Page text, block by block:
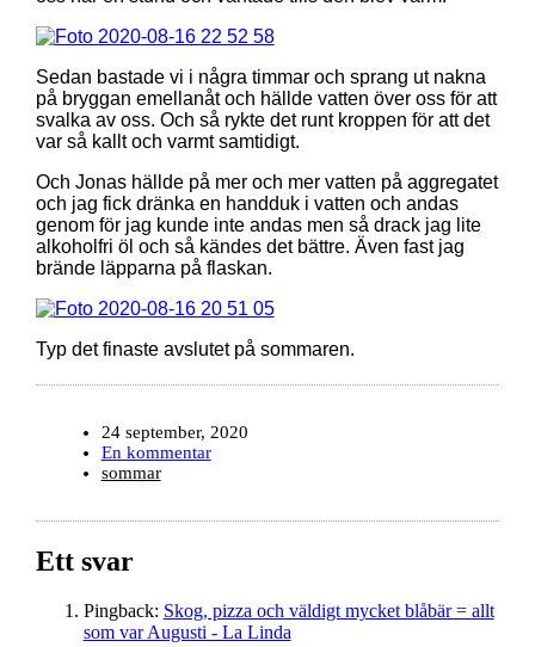
Sedan bastade vi i några timmar och sprang ut nakna
på bryggan emellanåt och hällde vatten över oss för att
svalka av oss. Och så rykte det runt kroppen för att det
var så kallt och varmt samtidigt.
Och Jonas hällde på mer och mer vatten på aggregatet
och jag fick dränka en handduk i vatten och andas
genom för jag kunde inte andas men så drack jag lite
alkoholfri öl och så kändes det bättre. Även fast jag
brände läpparna på flaskan.
Typ det finaste avslutet på sommaren.
24 september, 2020
En kommentar
sommar
Ett svar
Pingback: Skog, pizza och väldigt mycket blåbär = allt
som var Augusti - La Linda